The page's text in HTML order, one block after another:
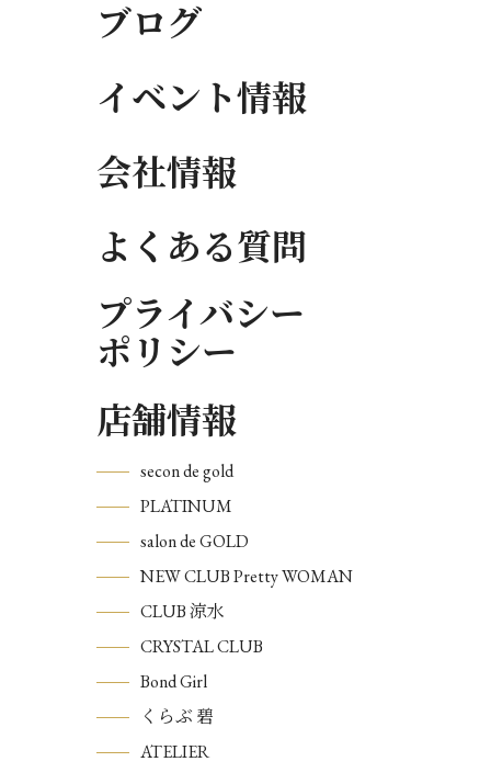
ブログ
イベント情報
会社情報
よくある質問
プライバシー
ポリシー
店舗情報
secon de gold
PLATINUM
salon de GOLD
NEW CLUB Pretty WOMAN
CLUB 涼水
CRYSTAL CLUB
Bond Girl
くらぶ 碧
ATELIER